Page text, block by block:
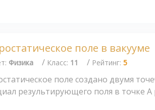
поле в вакууме
Физика / Класс: 11 / Рейтинг: 5
поле создано двумя
результирующего поля в точке А